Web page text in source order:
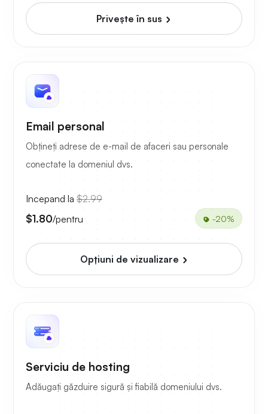
Priveşte în sus
Email personal
Obțineți adrese de e-mail de afaceri sau personale
conectate la domeniul dvs.
Incepand la $2.99
$1.80/pentru -20%
Opțiuni de vizualizare
Serviciu de hosting
Adăugați găzduire sigură și fiabilă domeniului dvs.